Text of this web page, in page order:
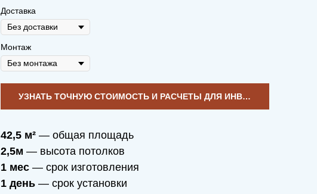
Доставка
Монтаж
УЗНАТЬ ТОЧНУЮ СТОИМОСТЬ И РАСЧЕТЫ ДЛЯ ИНВЕСТИЦИЙ
42,5 м² — общая площадь
2,5м — высота потолков
1 мес — срок изготовления
1 день — срок установки